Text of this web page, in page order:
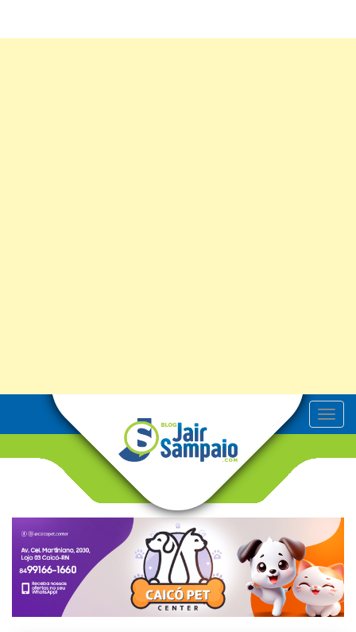
T
o
v
g
t
i
o
n